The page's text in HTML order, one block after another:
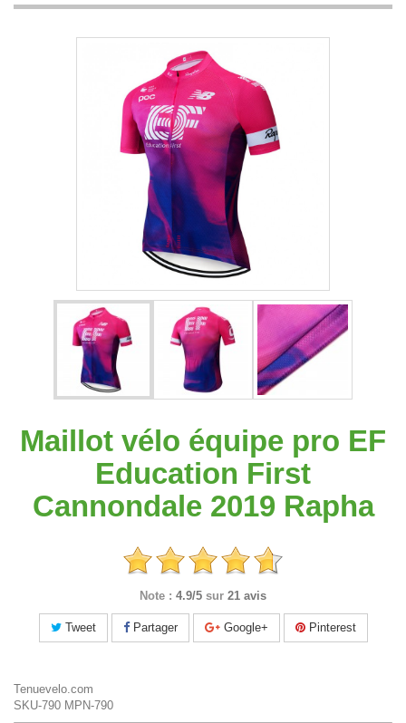
Maillot vélo équipe pro EF
Education First
Cannondale 2019 Rapha
Note : 4.9/5 sur 21 avis
Tweet Partager Google+ Pinterest
Tenuevelo.com
SKU-790 MPN-790